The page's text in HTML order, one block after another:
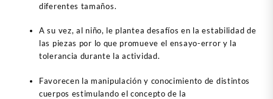
diferentes tamaños.
A su vez, al niño, le plantea desafíos en la estabilidad de
las piezas por lo que promueve el ensayo-error y la
tolerancia durante la actividad.
Favorecen la manipulación y conocimiento de distintos
cuerpos estimulando el concepto de la